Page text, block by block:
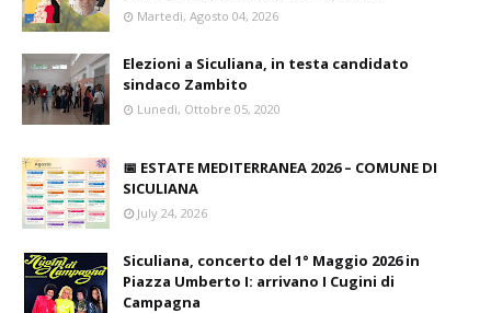
Martedì, Agosto 04, 2026
Elezioni a Siculiana, in testa candidato
sindaco Zambito
Lunedì, Ottobre 05, 2020
📅 ESTATE MEDITERRANEA 2026 – COMUNE DI
SICULIANA
July 24, 2026
Siculiana, concerto del 1° Maggio 2026 in
Piazza Umberto I: arrivano I Cugini di
Campagna